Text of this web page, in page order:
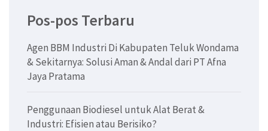
Pos-pos Terbaru
Agen BBM Industri Di Kabupaten Teluk Wondama
& Sekitarnya: Solusi Aman & Andal dari PT Afna
Jaya Pratama
Penggunaan Biodiesel untuk Alat Berat &
Industri: Efisien atau Berisiko?